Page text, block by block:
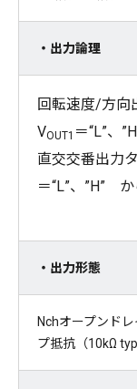
・出力論理
回転速度/方
VOUT1 ＝“L”、
直交交番出力
＝“L”、”H”
・出力形態
Nchオープンド
プ抵抗（10kΩ